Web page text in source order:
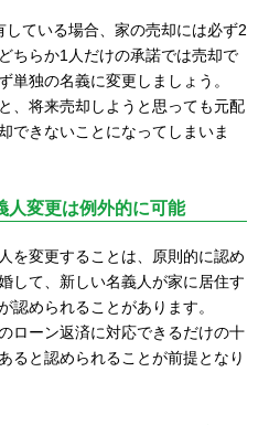
ている場合、家の売却には必ず2
ちらか1人だけの承諾では売却で
単独の名義に変更しましょう。
、将来売却しようと思っても元配
できないことになってしまいま
変更は例外的に可能
を変更することは、原則的に認め
して、新しい名義人が家に居住す
認められることがあります。
ローン返済に対応できるだけの十
ると認められることが前提となり